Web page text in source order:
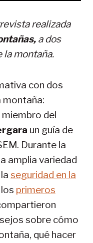
realizada
a dos
la montaña.
con dos
montaña:
del
un guía de
Durante la
amplia variedad
seguridad en la
primeros
sobre cómo
qué hacer